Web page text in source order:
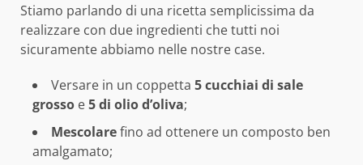
Stiamo parlando di una ricetta semplicissima da
realizzare con due ingredienti che tutti noi
sicuramente abbiamo nelle nostre case.
Versare in un coppetta 5 cucchiai di sale
grosso e5 di olio d’oliva;
Mescolarefino ad ottenere un composto ben
amalgamato;